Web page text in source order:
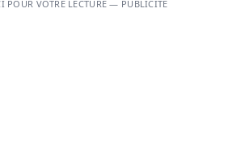
POUR VOTRE LECTURE — PUBLICITÉ